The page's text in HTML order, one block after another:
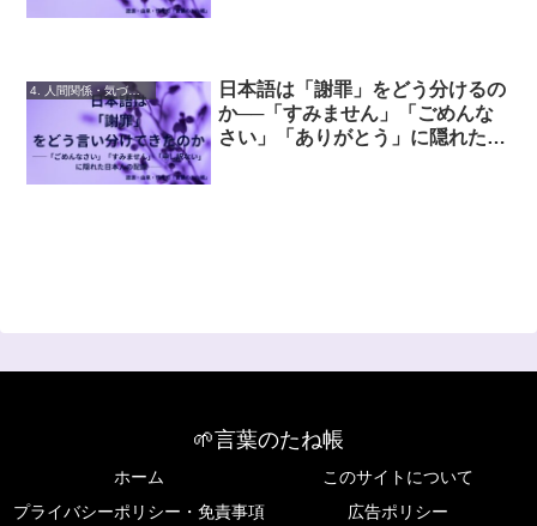
4. 人間関係・気づかい
日本語は「謝罪」をどう分けるの
か──「すみません」「ごめんな
さい」「ありがとう」に隠れた配
🌱言葉のたね帳
ホーム
このサイトについて
プライバシーポリシー・免責事項
広告ポリシー